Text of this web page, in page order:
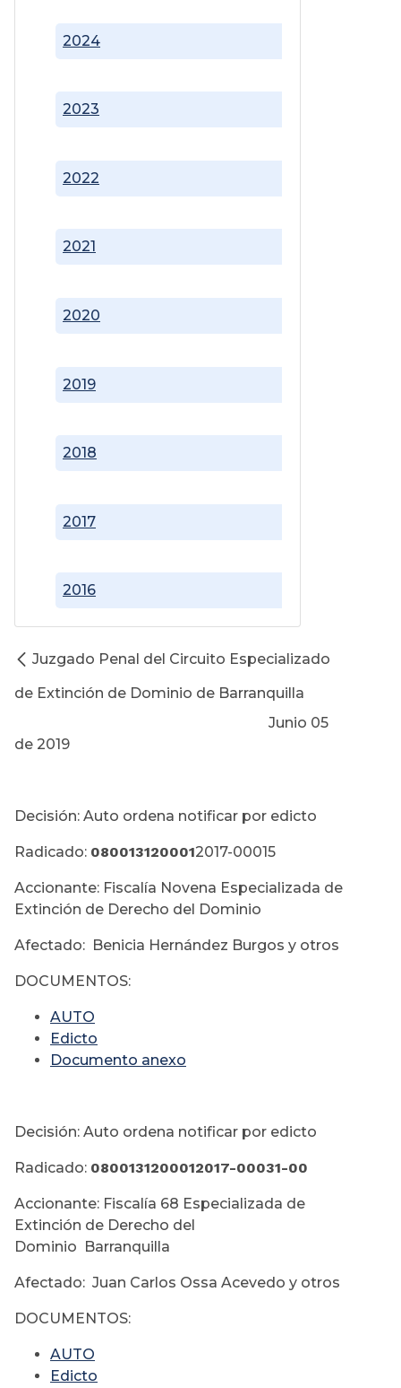
2016
2017
2018
2019
2020
2021
2022
2023
2024
Juzgado Penal del Circuito Especializado
de Extinción de Dominio de Barranquilla
Junio 05
de 2019
Decisión: Auto ordena notificar por edicto
Radicado: 0800131200012017-00015
Accionante: Fiscalía Novena Especializada de
Extinción de Derecho del Dominio
Afectado: Benicia Hernández Burgos y otros
DOCUMENTOS:
AUTO
Edicto
Documento anexo
Decisión: Auto ordena notificar por edicto
Radicado: 0800131200012017-00031-00
Accionante: Fiscalía 68 Especializada de
Extinción de Derecho del
Dominio Barranquilla
Afectado: Juan Carlos Ossa Acevedo y otros
DOCUMENTOS:
AUTO
Edicto